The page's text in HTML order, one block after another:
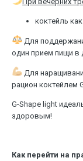
коктейль
Для
один прием пищи в
Для
рацион коктейлем
G-Shape light
здоровым!
Как перейти на